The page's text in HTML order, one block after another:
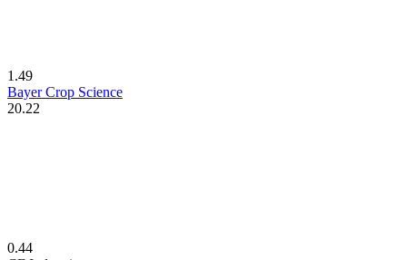
1.49
Bayer Crop Science
20.22
0.44